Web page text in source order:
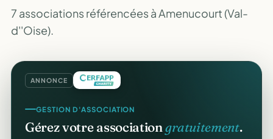
7 associations référencées à Amenucourt (Val-
d''Oise).
ANNONCE
GESTION D'ASSOCIATION
Gérez votre associationgratuitement.
COLLECTE DE DONS
Collectez des donsen ligne.